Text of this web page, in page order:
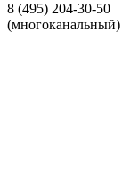
8 (495) 204-30-50
(многоканальный)